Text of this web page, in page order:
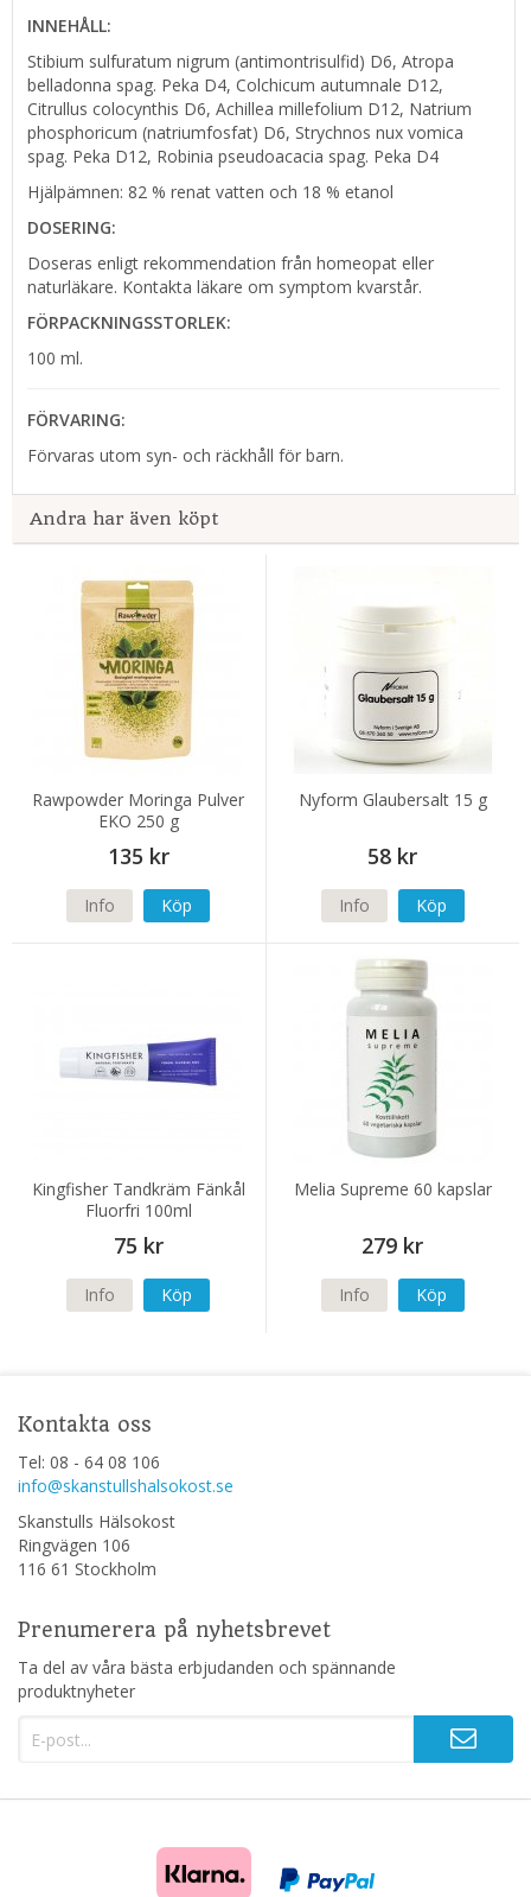
INNEHÅLL:
Stibium sulfuratum nigrum (antimontrisulfid) D6, Atropa
belladonna spag. Peka D4, Colchicum autumnale D12,
Citrullus colocynthis D6, Achillea millefolium D12, Natrium
phosphoricum (natriumfosfat) D6, Strychnos nux vomica
spag. Peka D12, Robinia pseudoacacia spag. Peka D4
Hjälpämnen: 82 % renat vatten och 18 % etanol
DOSERING:
Doseras enligt rekommendation från homeopat eller
naturläkare. Kontakta läkare om symptom kvarstår.
FÖRPACKNINGSSTORLEK:
100 ml.
FÖRVARING:
Förvaras utom syn- och räckhåll för barn.
Andra har även köpt
Rawpowder Moringa Pulver
EKO 250 g
135 kr
Info Köp
Nyform Glaubersalt 15 g
58 kr
Info Köp
Kingfisher Tandkräm Fänkål
Fluorfri 100ml
75 kr
Info Köp
Melia Supreme 60 kapslar
279 kr
Info Köp
Kontakta oss
Tel: 08 - 64 08 106
info@skanstullshalsokost.se
Skanstulls Hälsokost
Ringvägen 106
116 61 Stockholm
Prenumerera på nyhetsbrevet
Ta del av våra bästa erbjudanden och spännande
produktnyheter